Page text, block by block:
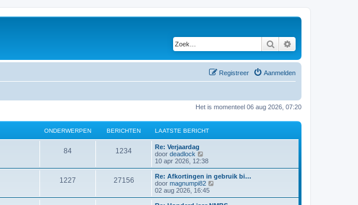
Zoek
Aanmelden
Registreer
Het is momenteel 06 aug 2026, 07:20
ONDERWERPEN BERICHTEN LAATSTE BERICHT
84 1234
Re: Verjaardag
door deadlock
e
k
j
k
10 apr 2026, 12:38
1227 27156
Re: Afkortingen in gebruik bi…
door magnumpi82
k
i
02 aug 2026, 16:45